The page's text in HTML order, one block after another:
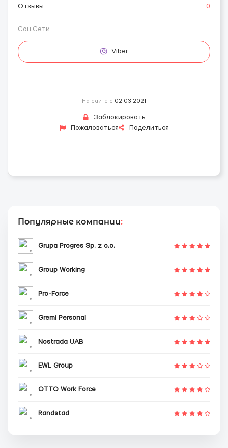
Отзывы
0
Соц.Сети
Viber
На сайте с 02.03.2021
Заблокировать
Пожаловаться
Поделиться
Популярные компании:
Grupa Progres Sp. z o.o.
Group Working
Pro-Force
Gremi Personal
Nostrada UAB
EWL Group
OTTO Work Force
Randstad